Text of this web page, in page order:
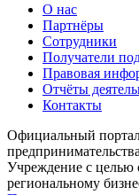
О нас
Партнёры
Сотрудники
Получатели
Правовая
Отчёты
Контакты
Официальный
Учреждение с целью
региональному